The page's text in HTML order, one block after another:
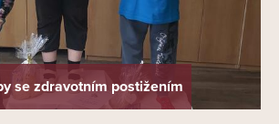
se zdravotním postižením